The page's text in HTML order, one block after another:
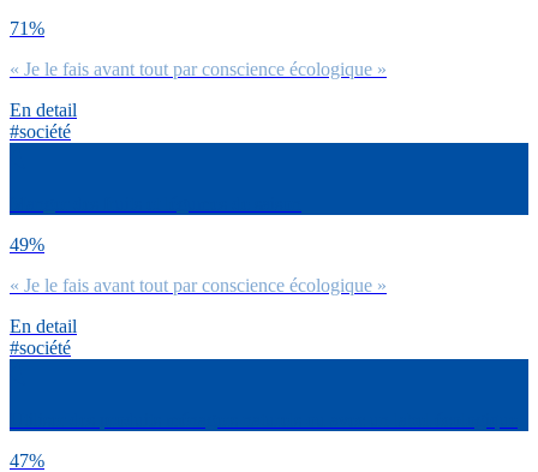
71%
« Je le fais avant tout par conscience écologique »
En detail
#société
49%
« Je le fais avant tout par conscience écologique »
En detail
#société
47%